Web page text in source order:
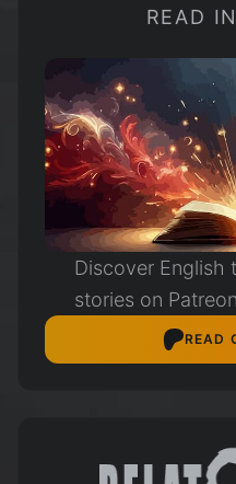
READ
Discover English
stories on
READ